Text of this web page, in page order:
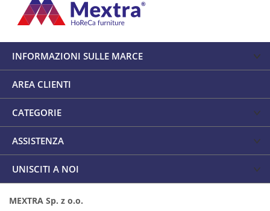
INFORMAZIONI SULLE MARCE
AREA CLIENTI
CATEGORIE
ASSISTENZA
UNISCITI A NOI
MEXTRA Sp. z o.o.